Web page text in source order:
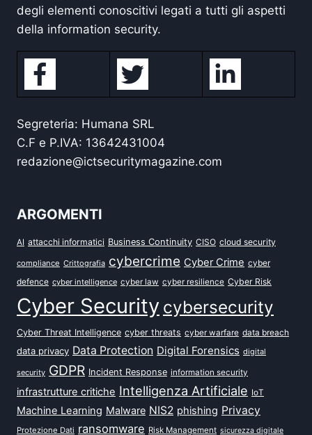
degli elementi conoscitivi legati a tutti gli aspetti
della information security.
Segreteria: Humana SRL
C.F e P.IVA: 13642431004
redazione@ictsecuritymagazine.com
ARGOMENTI
AI attacchi informatici Business Continuity CISO cloud security
compliance Crittografia cybercrime Cyber Crime cyber
defence cyber intelligence cyber law cyber resilience Cyber Risk
Cyber Security cybersecurity
Cyber Threat Intelligence cyber threats cyber warfare data breach
data privacy Data Protection Digital Forensics digital
security GDPR Incident Response information security
infrastrutture critiche Intelligenza Artificiale IoT
Machine Learning Malware NIS2 phishing Privacy
Protezione Dati ransomware Risk Management sicurezza digitale